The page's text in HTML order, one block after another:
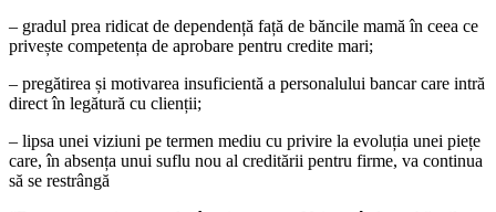
– gradul prea ridicat de dependență față de băncile mamă în ceea ce
privește competența de aprobare pentru credite mari;
– pregătirea și motivarea insuficientă a personalului bancar care intră
direct în legătură cu clienții;
– lipsa unei viziuni pe termen mediu cu privire la evoluția unei piețe
care, în absența unui suflu nou al creditării pentru firme, va continua
să se restrângă